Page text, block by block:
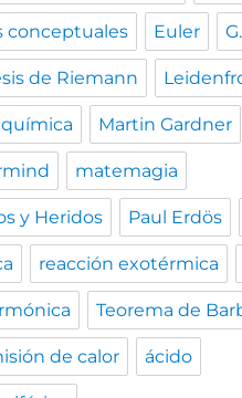
conceptuales Euler
de Riemann
Martin Gardner
matemagia
y Heridos Paul Erdös
reacción exotérmica
Teorema de
de calor ácido